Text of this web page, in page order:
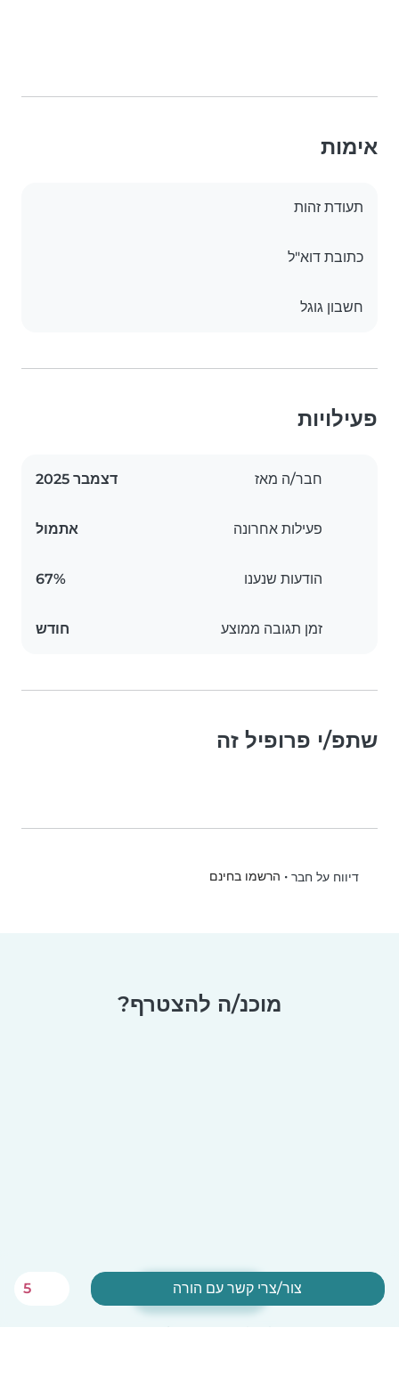
אימות
תעודת זהות
כתובת דוא"ל
חשבון גוגל
פעילויות
חבר/ה מאז דצמבר 2025
פעילות אחרונה אתמול
הודעות שנענו 67%
זמן תגובה ממוצע חודש
שתפ/י פרופיל זה
דיווח על חבר • הרשמו בחינם
מוכנ/ה להצטרף?
הירשמ/י עכשיו
צור/צרי קשר עם הורה 5